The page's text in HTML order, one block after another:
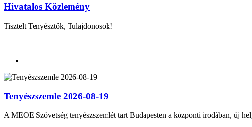
Hivatalos Közlemény
Tisztelt Tenyésztők, Tulajdonosok!
Tenyészszemle 2026-08-19
A MEOE Szövetség tenyészszemlét tart Budapesten a központi irodában,